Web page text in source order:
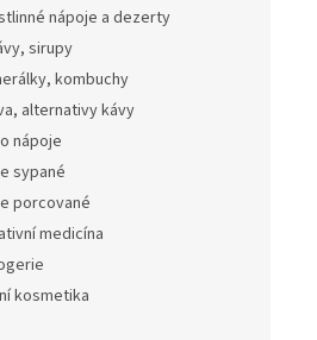
nápoje a dezerty
sirupy
kombuchy
alternativy kávy
nápoje
sypané
porcované
medicína
kosmetika